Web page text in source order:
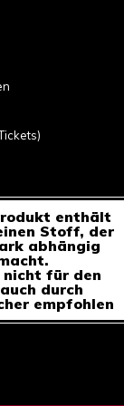
enthält
Stoff, der
abhängig
nicht für den
durch
empfohlen